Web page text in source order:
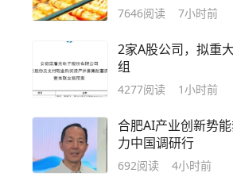
7646阅读 7小时前
2家A股公司，拟重
组
4277阅读 1小时前
合肥AI产业创新势
力中国调研行
692阅读 4小时前